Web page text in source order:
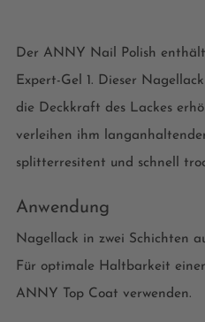
Der ANNY Nail Polish
Expert-Gel 1. Dieser
die Deckkraft des Lackes
verleihen ihm
splitterresitent und schnell
Anwendung
Nagellack in zwei Schichten
Für optimale Haltbarkeit
ANNY Top Coat verwenden.